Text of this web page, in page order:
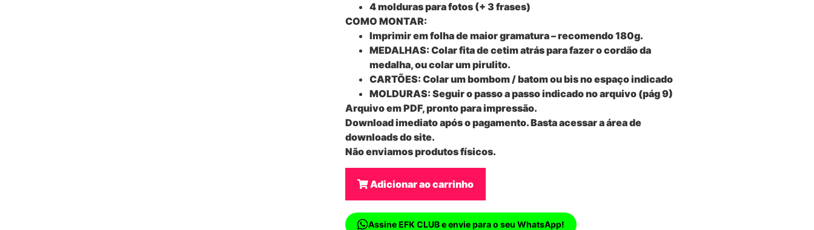
4 molduras para fotos (+ 3 frases)
COMO MONTAR:
Imprimir em folha de maior gramatura – recomendo 180g.
MEDALHAS: Colar fita de cetim atrás para fazer o cordão da
medalha, ou colar um pirulito.
CARTÕES: Colar um bombom / batom ou bis no espaço indicado
MOLDURAS: Seguir o passo a passo indicado no arquivo (pág 9)
Arquivo em PDF, pronto para impressão.
Download imediato após o pagamento. Basta acessar a área de
downloads do site.
Não enviamos produtos físicos.
Adicionar ao carrinho
Assine EFK CLUB e envie para o seu WhatsApp!